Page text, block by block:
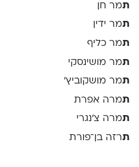
תמר חן
תמר ידין
תמר כליף
תמר מושינסקי
תמר מושקוביץ'
תמרה אפרת
תמרה צ׳נגרי
תרזה בן־פורת